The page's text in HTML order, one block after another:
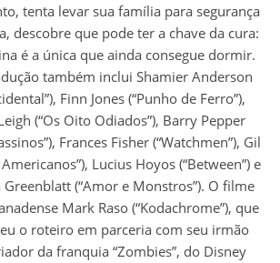
tenta levar sua família para segurança
descobre que pode ter a chave da cura:
é a única que ainda consegue dormir.
também inclui Shamier Anderson
Finn Jones (“Punho de Ferro”),
(“Os Oito Odiados”), Barry Pepper
Frances Fisher (“Watchmen”), Gil
Lucius Hoyos (“Between”) e
(“Amor e Monstros”). O filme
Mark Raso (“Kodachrome”), que
o roteiro em parceria com seu irmão
da franquia “Zombies”, do Disney